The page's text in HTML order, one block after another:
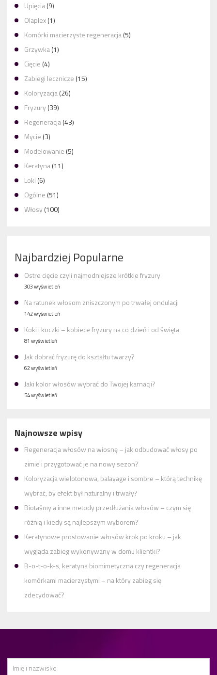
Upięcia(9)
Olaplex(1)
Komórki macierzyste regeneracja(5)
Grzywka(1)
Cięcie (4)
Zabiegi lecznicze (15)
Koloryzacja(26)
Fryzury(39)
Regeneracja(43)
Mycie (3)
Modelowanie (5)
Keratyna(11)
Loki (6)
Ogólne (51)
Włosy(100)
Najbardziej Popularne
Ostre cięcie czyli najmodniejsze krótkie fryzury
303 wyświetleń
Na ratunek włosom zniszczonym po trwałej ondulacji
142 wyświetleń
Koki i koczki – kobiece fryzury na co dzień i od święta
81 wyświetleń
Jak dobrać fryzurę do kształtu twarzy?
62 wyświetleń
Jaki kolor włosów wybrać do Twojej karnacji?
54 wyświetleń
Najnowsze wpisy
Regeneracja włosów na wiosnę – jak odbudować włosy po
zimie i przygotować je na nowy sezon?
Koloryzacja wielotonowa, balayage i sombre – którą technikę
wybrać, by efekt był naturalny i trwały?
Biotaśmy a inne metody przedłużania włosów – czym się
różnią i kiedy są najlepszym wyborem?
Keratynowe prostowanie włosów krok po kroku – jak
wygląda zabieg wykonywany w domu klientki?
B-o-t-o-k-s, keratyna biomimetyczna czy regeneracja
komórkami macierzystymi – na który zabieg się
zdecydować?